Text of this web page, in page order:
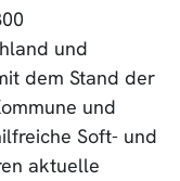
und
dem Stand der
und
Soft- und
aktuelle